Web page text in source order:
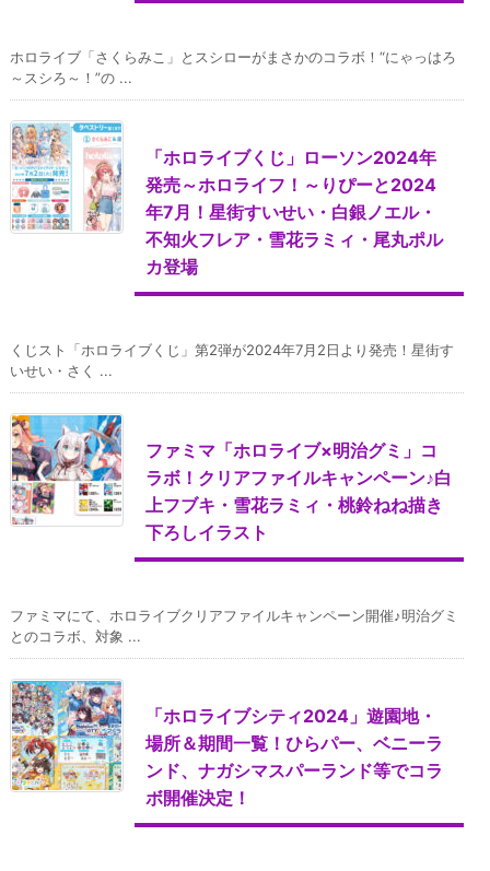
ホロライブ「さくらみこ」とスシローがまさかのコラボ！“にゃっはろ
～スシろ～！”の ...
「ホロライブくじ」ローソン2024年
発売～ホロライフ！～りぴーと2024
年7月！星街すいせい・白銀ノエル・
不知火フレア・雪花ラミィ・尾丸ポル
カ登場
くじスト「ホロライブくじ」第2弾が2024年7月2日より発売！星街す
いせい・さく ...
ファミマ「ホロライブ×明治グミ」コ
ラボ！クリアファイルキャンペーン♪白
上フブキ・雪花ラミィ・桃鈴ねね描き
下ろしイラスト
ファミマにて、ホロライブクリアファイルキャンペーン開催♪明治グミ
とのコラボ、対象 ...
「ホロライブシティ2024」遊園地・
場所＆期間一覧！ひらパー、ベニーラ
ンド、ナガシマスパーランド等でコラ
ボ開催決定！